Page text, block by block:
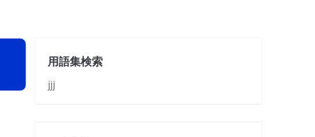
用語集検索
jjj